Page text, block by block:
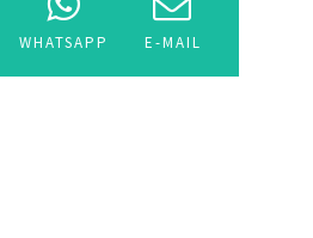
WHATSAPP E-MAIL